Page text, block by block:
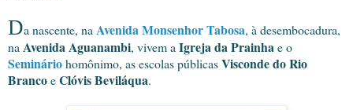
Da nascente, na Avenida Monsenhor Tabosa, à desembocadura,
na Avenida Aguanambi, vivem a Igreja da Prainha e o
Semináriohomônimo, as escolas públicasVisconde do Rio
BrancoeClóvis Beviláqua.